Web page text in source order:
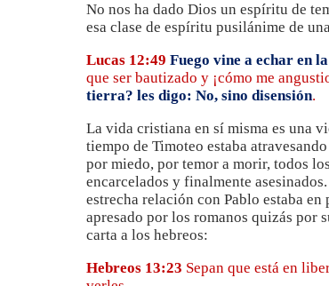
No nos ha dado Dios un espíritu de
esa clase de espíritu pusilánime de
Lucas 12:49 Fuego vine a echar en
que ser bautizado y ¡cómo me
tierra? les digo: No, sino disensión.
La vida cristiana en sí misma es una
tiempo de Timoteo estaba
por miedo, por temor a morir, todos
encarcelados y finalmente
estrecha relación con Pablo estaba
apresado por los romanos quizás por
carta a los hebreos:
Hebreos 13:23 Sepan que está en